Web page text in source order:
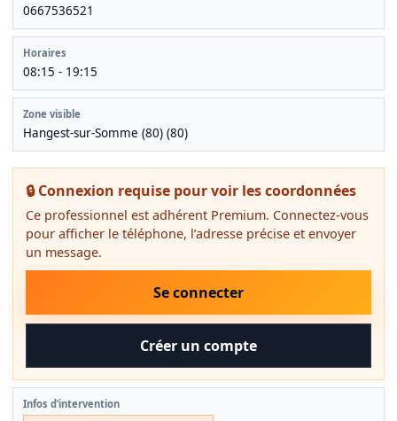
0667536521
Horaires
08:15 - 19:15
Zone visible
Hangest-sur-Somme (80) (80)
🔒 Connexion requise pour voir les coordonnées
Ce professionnel est adhérent Premium. Connectez-vous
pour afficher le téléphone, l’adresse précise et envoyer
un message.
Se connecter
Créer un compte
Infos d’intervention